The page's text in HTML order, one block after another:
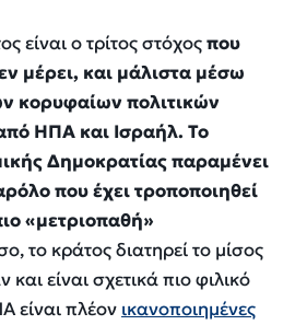
είναι ο τρίτος στόχοςπου
μέρει, και μάλιστα μέσω
κορυφαίων πολιτικών
ΗΠΑ και Ισραήλ. Το
Δημοκρατίας παραμένει
που έχει τροποποιηθεί
«μετριοπαθή»
το κράτος διατηρεί το μίσος
και είναι σχετικά πιο φιλικό
είναι πλέον ικανοποιημένες